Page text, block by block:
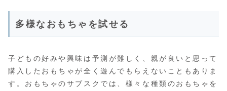
多様なおもちゃを試せる
子どもの好みや興味は予測が難しく、親が良いと思って
購入したおもちゃが全く遊んでもらえないこともありま
す。おもちゃのサブスクでは、様々な種類のおもちゃを